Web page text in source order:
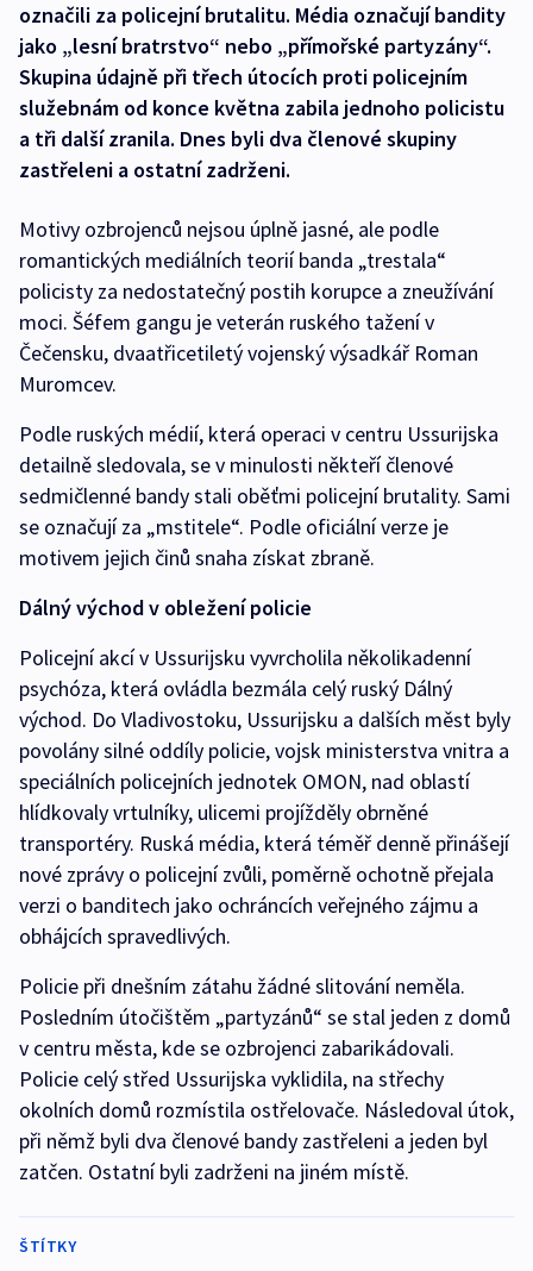
označili za policejní brutalitu. Média označují bandity
jako „lesní bratrstvo“ nebo „přímořské partyzány“.
Skupina údajně při třech útocích proti policejním
služebnám od konce května zabila jednoho policistu
a tři další zranila. Dnes byli dva členové skupiny
zastřeleni a ostatní zadrženi.
Motivy ozbrojenců nejsou úplně jasné, ale podle
romantických mediálních teorií banda „trestala“
policisty za nedostatečný postih korupce a zneužívání
moci. Šéfem gangu je veterán ruského tažení v
Čečensku, dvaatřicetiletý vojenský výsadkář Roman
Muromcev.
Podle ruských médií, která operaci v centru Ussurijska
detailně sledovala, se v minulosti někteří členové
sedmičlenné bandy stali oběťmi policejní brutality. Sami
se označují za „mstitele“. Podle oficiální verze je
motivem jejich činů snaha získat zbraně.
Dálný východ v obležení policie
Policejní akcí v Ussurijsku vyvrcholila několikadenní
psychóza, která ovládla bezmála celý ruský Dálný
východ. Do Vladivostoku, Ussurijsku a dalších měst byly
povolány silné oddíly policie, vojsk ministerstva vnitra a
speciálních policejních jednotek OMON, nad oblastí
hlídkovaly vrtulníky, ulicemi projížděly obrněné
transportéry. Ruská média, která téměř denně přinášejí
nové zprávy o policejní zvůli, poměrně ochotně přejala
verzi o banditech jako ochráncích veřejného zájmu a
obhájcích spravedlivých.
Policie při dnešním zátahu žádné slitování neměla.
Posledním útočištěm „partyzánů“ se stal jeden z domů
v centru města, kde se ozbrojenci zabarikádovali.
Policie celý střed Ussurijska vyklidila, na střechy
okolních domů rozmístila ostřelovače. Následoval útok,
při němž byli dva členové bandy zastřeleni a jeden byl
zatčen. Ostatní byli zadrženi na jiném místě.
ŠTÍTKY